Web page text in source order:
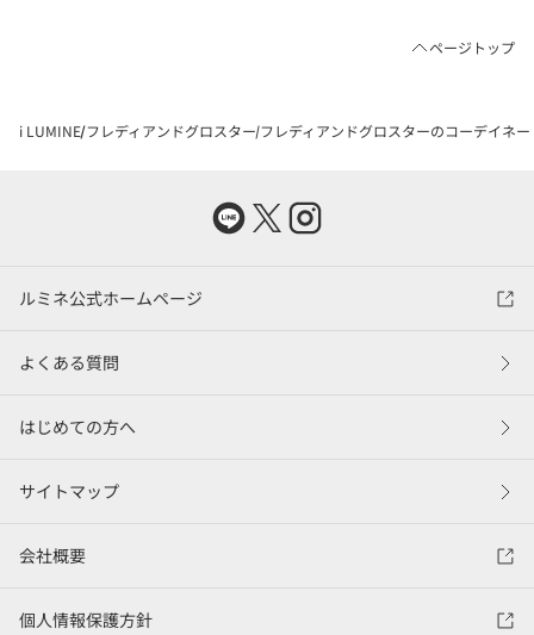
ページトップ
i LUMINE フレディアンドグロスター フレディアンドグロスターのコーデイネ
ルミネ公式ホームページ
よくある質問
はじめての方へ
サイトマップ
会社概要
個人情報保護方針